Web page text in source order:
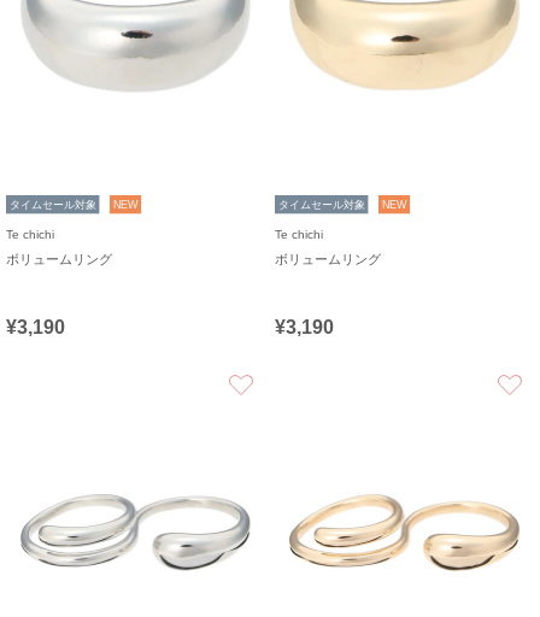
タイムセール対象 NEW
Te chichi
ボリュームリング
¥3,190
タイムセール対象 NEW
Te chichi
ボリュームリング
¥3,190